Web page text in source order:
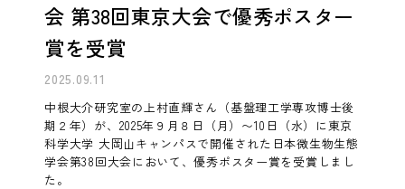
会 第38回東京大会で優秀ポスター
賞を受賞
2025.09.11
中根大介研究室の上村直輝さん（基盤理工学専攻博士後
期２年）が、2025年９月８日（月）〜10日（水）に東京
科学大学 大岡山キャンパスで開催された日本微生物生態
学会第38回大会において、優秀ポスター賞を受賞しまし
た。